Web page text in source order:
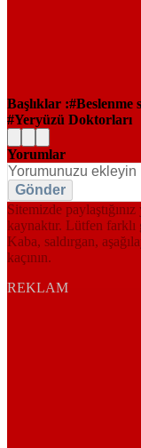
Başlıklar : Beslenme
Yeryüzü Doktorları
Yorumlar
Gönder
Sitemizde
kaynaktır. Lütfen farklı
Kaba, saldırgan,
kaçının.
REKLAM